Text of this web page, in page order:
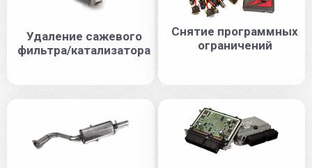
Удаление сажевого
фильтра/катализатора
Снятие программных
ограничений